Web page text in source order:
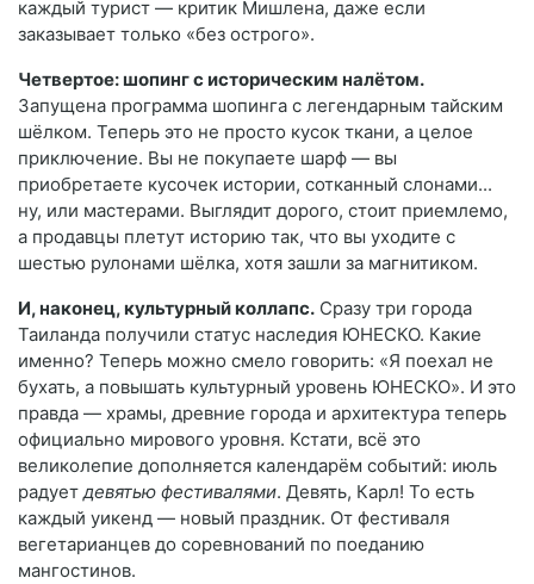
каждый турист — критик Мишлена, даже если
заказывает только «без острого».
Четвертое: шопинг с историческим налётом.
Запущена программа шопинга с легендарным тайским
шёлком. Теперь это не просто кусок ткани, а целое
приключение. Вы не покупаете шарф — вы
приобретаете кусочек истории, сотканный слонами...
ну, или мастерами. Выглядит дорого, стоит приемлемо,
а продавцы плетут историю так, что вы уходите с
шестью рулонами шёлка, хотя зашли за магнитиком.
И, наконец, культурный коллапс. Сразу три города
Таиланда получили статус наследия ЮНЕСКО. Какие
именно? Теперь можно смело говорить: «Я поехал не
бухать, а повышать культурный уровень ЮНЕСКО». И это
правда — храмы, древние города и архитектура теперь
официально мирового уровня. Кстати, всё это
великолепие дополняется календарём событий: июль
радуетдевятью фестивалями. Девять, Карл! То есть
каждый уикенд — новый праздник. От фестиваля
вегетарианцев до соревнований по поеданию
мангостинов.